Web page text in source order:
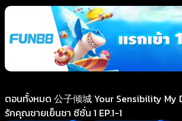
ตอนทั้งหมด 公子倾城 Your Sensibility
รักคุณชายเย็นชา ซีซั่น 1 EP.1-1